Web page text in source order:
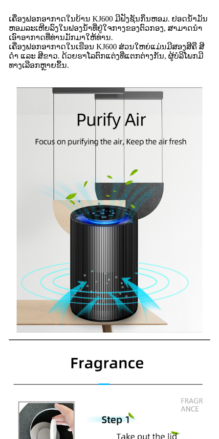
ເຄື່ອງຟອກອາກາດໃນບ້ານ KJ600 ມີຟັງຊັນກິ່ນຫອມ. ຢອດນ້ຳມັນ
ຫອມລະເຫີຍລົງໃນຟອງນ້ຳທີ່ຢູ່ໃຈກາງຂອງຕົວກອງ, ສາມາດນຳ
ເອົາອາກາດທີ່ທ່ານມັກມາໃຫ້ທ່ານ.
ເຄື່ອງຟອກອາກາດໃນເຮືອນ KJ600 ສ່ວນໃຫຍ່ແມ່ນມີສອງສີຄື ສີ
ດຳ ແລະ ສີຂາວ. ດ້ວຍຮາໂລຕົກແຕ່ງທີ່ແຕກຕ່າງກັນ, ຜູ້ບໍລິໂພກມີ
ທາງເລືອກຫຼາຍຂຶ້ນ.